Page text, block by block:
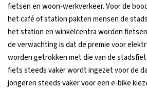
fietsen en woon-werkverkeer. Voor de
het café of station pakten mensen de
het station en winkelcentra worden
de verwachting is dat de premie voor
worden getrokken met die van de
fiets steeds vaker wordt ingezet voor de
jongeren steeds vaker voor een e-bike